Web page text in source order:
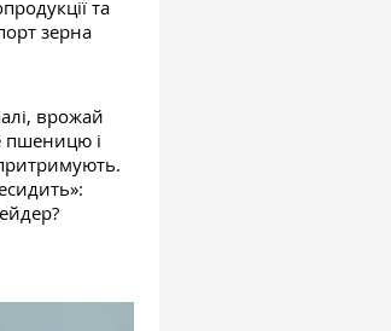
та
зерна
врожай
пшеницю і